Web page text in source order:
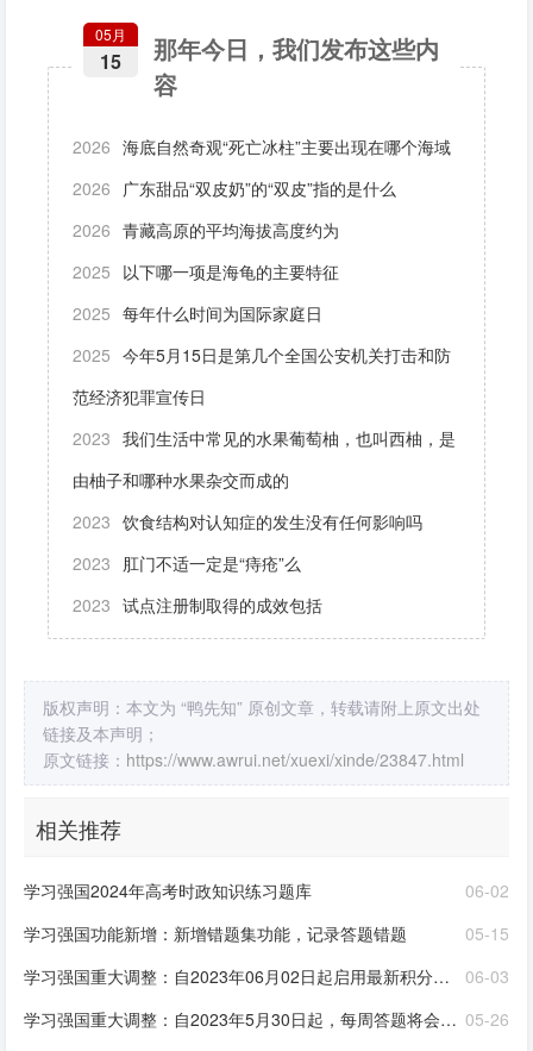
那年今日，我们发布这些内
容
05月
15
2026 海底自然奇观“死亡冰柱”主要出现在哪个海域
2026 广东甜品“双皮奶”的“双皮”指的是什么
2026 青藏高原的平均海拔高度约为
2025 以下哪一项是海龟的主要特征
2025 每年什么时间为国际家庭日
2025 今年5月15日是第几个全国公安机关打击和防
范经济犯罪宣传日
2023 我们生活中常见的水果葡萄柚，也叫西柚，是
由柚子和哪种水果杂交而成的
2023 饮食结构对认知症的发生没有任何影响吗
2023 肛门不适一定是“痔疮”么
2023 试点注册制取得的成效包括
版权声明：本文为 “鸭先知” 原创文章，转载请附上原文出处
链接及本声明；
原文链接： https://www.awrui.net/xuexi/xinde/23847.html
相关推荐
06-02
学习强国2024年高考时政知识练习题库
05-15
学习强国功能新增：新增错题集功能，记录答题错题
06-03
学习强国重大调整：自2023年06月02日起启用最新积分规则和答题办法
05-26
学习强国重大调整：自2023年5月30日起，每周答题将会下线